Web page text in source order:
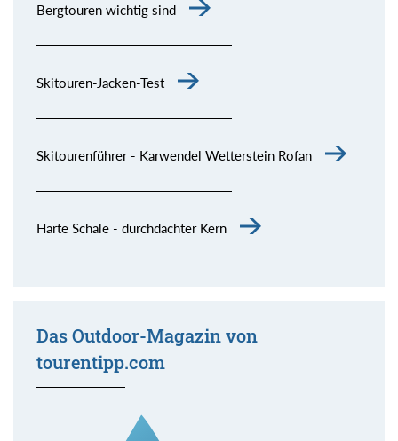
Bergtouren wichtig sind
Skitouren-Jacken-Test
Skitourenführer - Karwendel Wetterstein Rofan
Harte Schale - durchdachter Kern
Das Outdoor-Magazin von
tourentipp.com